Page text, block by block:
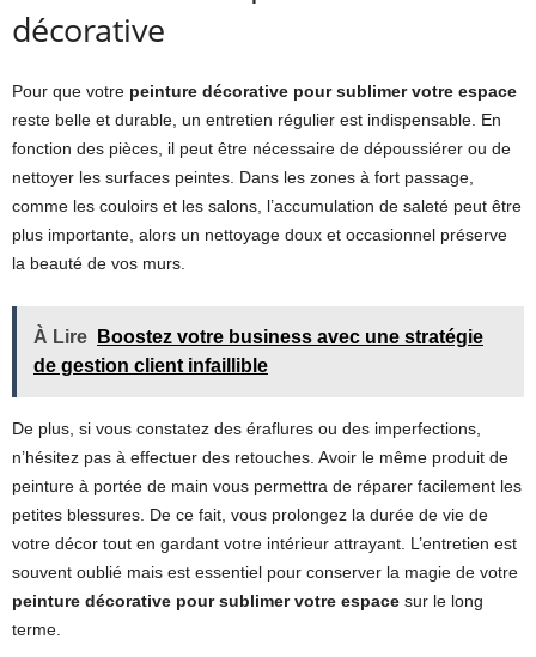
décorative
Pour que votre peinture décorative pour sublimer votre espace
reste belle et durable, un entretien régulier est indispensable. En
fonction des pièces, il peut être nécessaire de dépoussiérer ou de
nettoyer les surfaces peintes. Dans les zones à fort passage,
comme les couloirs et les salons, l’accumulation de saleté peut être
plus importante, alors un nettoyage doux et occasionnel préserve
la beauté de vos murs.
À Lire
Boostez votre business avec une stratégie
de gestion client infaillible
De plus, si vous constatez des éraflures ou des imperfections,
n’hésitez pas à effectuer des retouches. Avoir le même produit de
peinture à portée de main vous permettra de réparer facilement les
petites blessures. De ce fait, vous prolongez la durée de vie de
votre décor tout en gardant votre intérieur attrayant. L’entretien est
souvent oublié mais est essentiel pour conserver la magie de votre
peinture décorative pour sublimer votre espace sur le long
terme.